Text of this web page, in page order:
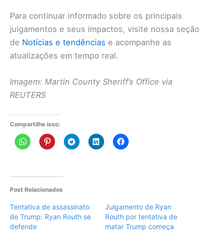
Para continuar informado sobre os principais
julgamentos e seus impactos, visite nossa seção
de Notícias e tendências e acompanhe as
atualizações em tempo real.
Imagem: Martin County Sheriff’s Office via
REUTERS
Compartilhe isso:
Post Relacionados
Tentativa de assassinato
de Trump: Ryan Routh se
defende
Julgamento de Ryan
Routh por tentativa de
matar Trump começa